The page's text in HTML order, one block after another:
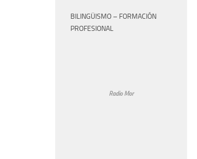
BILINGÜISMO – FORMACIÓN
PROFESIONAL
Radio Mor